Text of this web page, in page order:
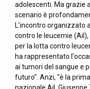
adolescenti. Ma grazie
scenario è
L'incontro organizzato
contro le leucemie
per la lotta contro
ha rappresentato
ai tumori del sangue e
futuro". Anzi, "è la